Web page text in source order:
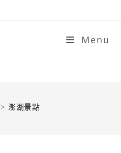
Menu
> 澎湖景點